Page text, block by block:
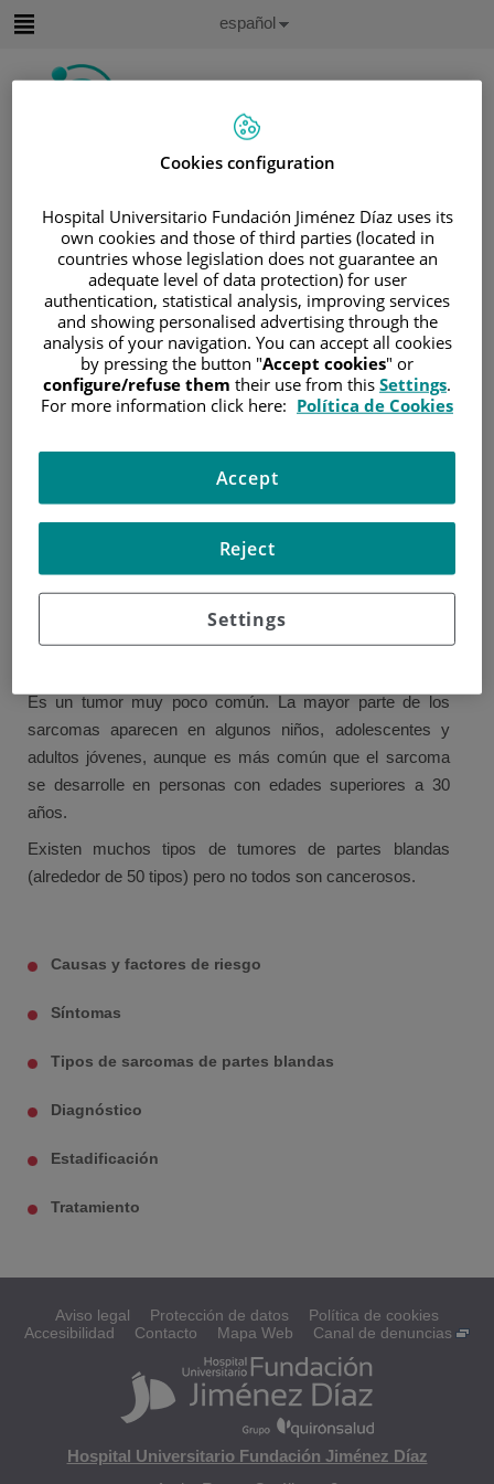
Buscar
Selector
de
idioma
Idioma
Español
Inicio/ÁREA DEL PACIENTE
SOBRE EL CÁNCER
/INFORMACIÓN Y SOPORTE AL PACIENTE
/TIPOS DE CÁNCER/ÁREA DE SARCOMA
SARCOMA DE PARTES BLANDAS
Sarcoma de partes blandas
tanto en los huesos (osteosarcoma) como en las partes
blandas (sarcoma de partes blandas), estos últimos
proceden de: músculos, nervios, tejido fibroso y adiposo.
en brazos y piernas aunque también pueden desarrollarse
en menor medida en: cabeza y cuello, estómago, útero y
Es un tumor muy poco común. La mayor parte de los
sarcomas aparecen en algunos niños, adolescentes y
adultos jóvenes, aunque es más común que el sarcoma
se desarrolle en personas con edades superiores a 30
años.
Existen muchos tipos de tumores de partes blandas
(alrededor de 50 tipos) pero no todos son cancerosos.
Causas y factores de riesgo
Síntomas
Tipos de sarcomas de partes blandas
Diagnóstico
Estadificación
Tratamiento
Aviso legal Protección de datos
Política de cookies
Accesibilidad
Contacto Mapa Web Canal de denuncias
Hospital Universitario Fundación Jiménez Díaz
Cookies configuration
Hospital Universitario Fundación Jiménez Díaz uses its
own cookies and those of third parties (located in
countries whose legislation does not guarantee an
adequate level of data protection) for user
authentication, statistical analysis, improving services
and showing personalised advertising through the
analysis of your navigation. You can accept all cookies
by pressing the button "Accept cookies" or
configure/refuse them their use from this Settings.
For more information click here: Política de Cookies
Settings
Reject
Accept